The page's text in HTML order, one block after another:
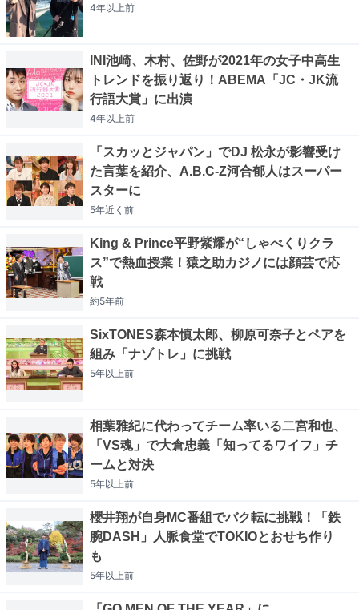
4年以上前
INI池崎、木村、佐野が2021年の女子中高生
トレンドを振り返り！ABEMA「JC・JK流
行語大賞」に出演
4年以上前
「スカッとジャパン」でDJ 松永が影響受け
た言葉を紹介、A.B.C-Z河合郁人はスーパー
スターに
5年近く 前
King & Prince平野紫耀が“しゃべくりクラ
ス”で熱血授業！猿之助カジノには顔芸で応
戦
約5年前
SixTONES森本慎太郎、柳原可奈子とペアを
組み「ナゾトレ」に挑戦
5年以上前
相葉雅紀に代わってチーム率いる二宮和也、
「VS魂」で大倉忠義「知ってるワイフ」チ
ームと対決
5年以上前
櫻井翔が自身MC番組でバク転に挑戦！「鉄
腕DASH」人脈食堂でTOKIOとおせち作り
も
5年以上前